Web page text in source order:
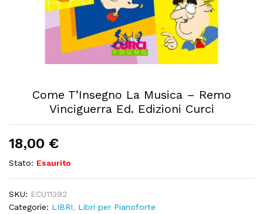
Come T’Insegno La Musica – Remo
Vinciguerra Ed. Edizioni Curci
18,00 €
Stato: Esaurito
SKU: ECU11392
Categorie: LIBRI, Libri per Pianoforte